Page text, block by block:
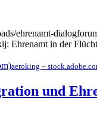
ehrenamt-
Ehrenamt in der
aeroking –
und